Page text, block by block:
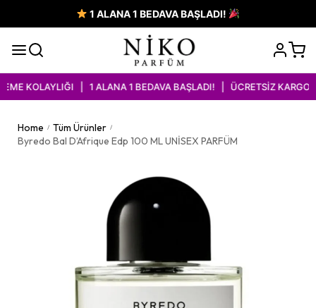
1 ALANA 1 BEDAVA BAŞLADI!
KOLAYLIĞI | 1 ALANA 1 BEDAVA BAŞLADI! | ÜCRETSİZ KARGO
Home / Tüm Ürünler /
Byredo Bal D’Afrique Edp 100 ML UNİSEX PARFÜM